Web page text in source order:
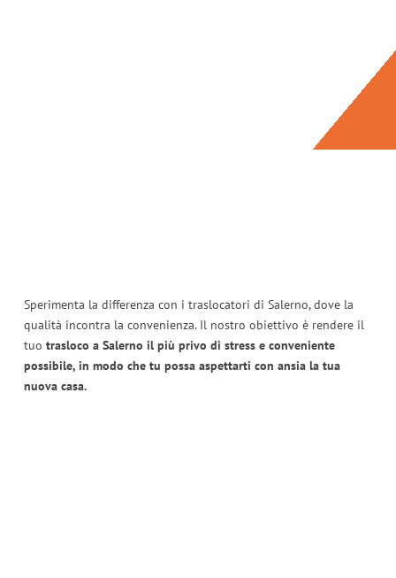
Sperimenta la differenza con i traslocatori di Salerno, dove la
qualità incontra la convenienza. Il nostro obiettivo è rendere il
tuo trasloco a Salerno il più privo di stress e conveniente
possibile, in modo che tu possa aspettarti con ansia la tua
nuova casa.